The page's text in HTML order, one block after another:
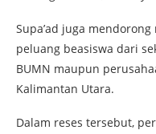
Supa’ad juga
peluang beasiswa dari
BUMN maupun
Kalimantan Utara.
Dalam reses tersebut,